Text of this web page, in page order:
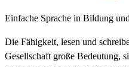
Einfache Sprache in Bildung
Die Fähigkeit, lesen und
Gesellschaft große Bedeutung,